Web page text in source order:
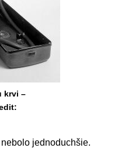
krvi –
jednoduchšie.